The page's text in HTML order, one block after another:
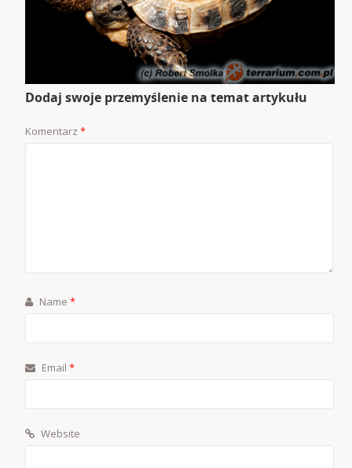
Dodaj swoje przemyślenie na temat artykułu
Komentarz*
Name*
Email*
Website